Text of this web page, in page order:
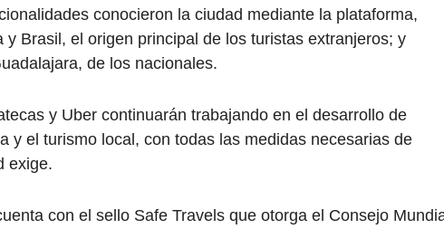
conocieron la ciudad mediante la plataforma,
Brasil, el origen principal de los turistas extranjeros; y
de los nacionales.
y Uber continuarán trabajando en el desarrollo de
y el turismo local, con todas las medidas necesarias de
exige.
con el sello Safe Travels que otorga el Consejo